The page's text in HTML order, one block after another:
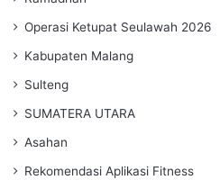
Operasi Ketupat Seulawah 2026
Kabupaten Malang
Sulteng
SUMATERA UTARA
Asahan
Rekomendasi Aplikasi Fitness